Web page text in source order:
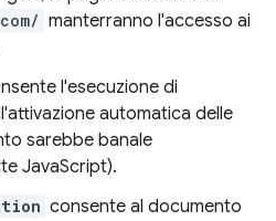
manterranno l'accesso ai
l'esecuzione di
automatica delle
sarebbe banale
JavaScript).
consente al documento